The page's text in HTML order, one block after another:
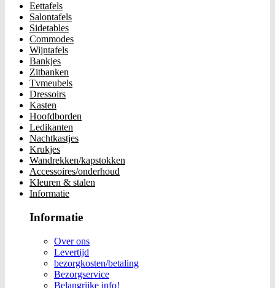
Eettafels
Salontafels
Sidetables
Commodes
Wijntafels
Bankjes
Zitbanken
Tvmeubels
Dressoirs
Kasten
Hoofdborden
Ledikanten
Nachtkastjes
Krukjes
Wandrekken/kapstokken
Accessoires/onderhoud
Kleuren & stalen
Informatie
Informatie
Over ons
Levertijd
bezorgkosten/betaling
Bezorgservice
Belangrijke info!